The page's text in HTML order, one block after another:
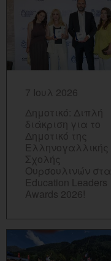
7 Ιουλ 2026
Δημοτικό: Διπλή
διάκριση για το
Δημοτικό της
Ελληνογαλλικής
Σχολής
Ουρσουλινών στα
Education Leaders
Awards 2026!